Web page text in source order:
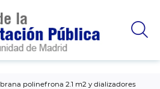
polinefrona 2.1 m2 y dializadores